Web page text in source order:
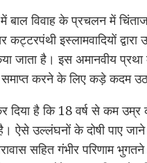
बाल विवाह के प्रचलन में
इस्लामवादियों द्वारा
जाता है। इस अमानवीय
करने के लिए कड़े कदम
दिया है कि 18 वर्ष से कम उम्र
ऐसे उल्लंघनों के दोषी पाए जाने
सहित गंभीर परिणाम